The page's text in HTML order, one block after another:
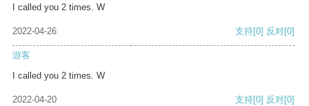
I called you 2 times. W
2022-04-26 支持[0] 反对[0]
游客
I called you 2 times. W
2022-04-20 支持[0] 反对[0]